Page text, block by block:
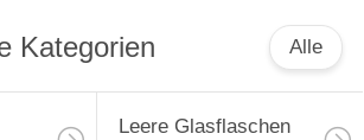
Kategorien Alle
Leere Glasflaschen